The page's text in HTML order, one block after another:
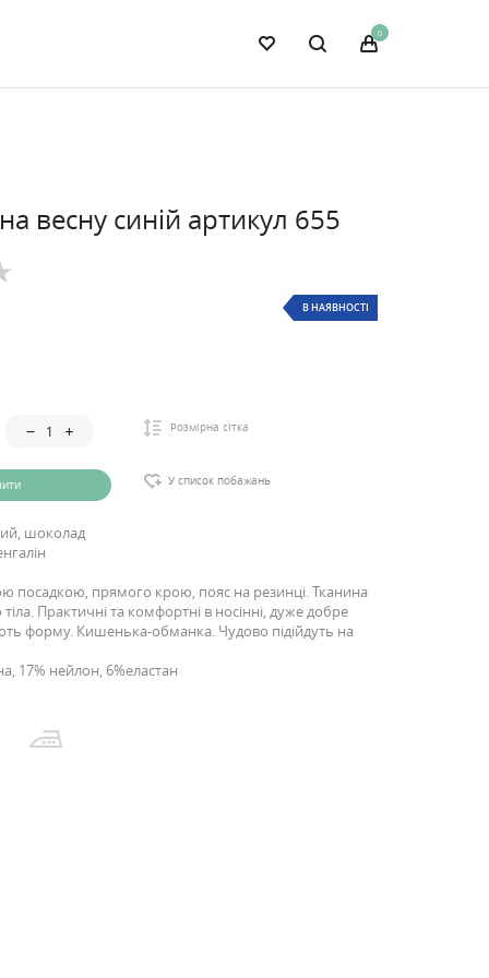
0
весну синій артикул 655
В НАЯВНОСТІ
Розмірна сітка
У список побажань
шоколад
посадкою, прямого крою, пояс на резинці. Тканина
Практичні та комфортні в носінні, дуже добре
форму. Кишенька-обманка. Чудово підійдуть на
17% нейлон, 6%еластан